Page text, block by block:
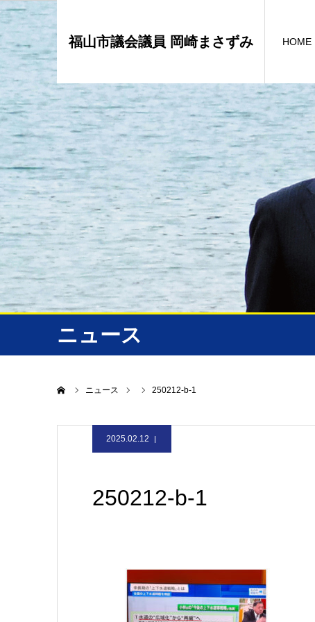
福山市議会議員 岡崎まさずみ HOME
ニュース
ニュース 250212-b-1
2025.02.12
250212-b-1